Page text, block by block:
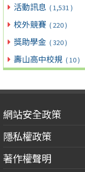
活動訊息 ( 1,531 )
校外競賽 ( 220 )
獎助學金 ( 320 )
壽山高中校規 ( 10 )
網站安全政策
隱私權政策
著作權聲明